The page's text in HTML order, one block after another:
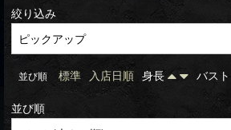
絞り込み
並び順 標準 入店日順 身長 バスト
並び順